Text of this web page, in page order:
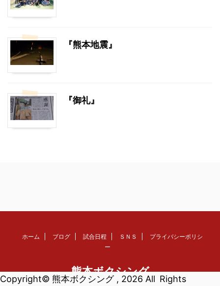
『熊本地震』
『御礼』
ホーム ブログ 試合日程 ＳＮＳ
プライバシーポリシ
ー
熊本ボクシング
Copyright© 熊本ボクシング , 2026 All Rights